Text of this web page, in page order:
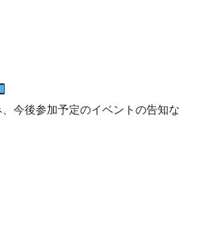
今後参加予定のイベントの告知な